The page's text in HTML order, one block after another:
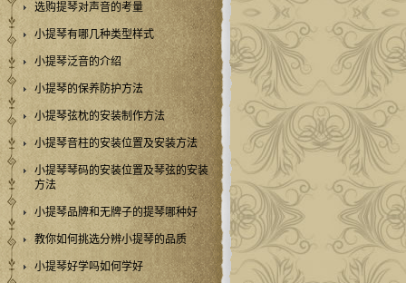
选购提琴对声音的考量
小提琴有哪几种类型样式
小提琴泛音的介绍
小提琴的保养防护方法
小提琴弦枕的安装制作方法
小提琴音柱的安装位置及安装方法
小提琴琴码的安装位置及琴弦的安装
方法
小提琴品牌和无牌子的提琴哪种好
教你如何挑选分辨小提琴的品质
小提琴好学吗如何学好